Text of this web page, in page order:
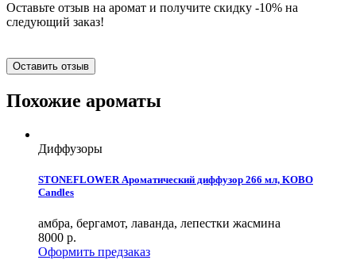
Оставьте отзыв на аромат и получите скидку -10% на
следующий заказ!
Оставить отзыв
Похожие ароматы
Диффузоры
STONEFLOWER Ароматический диффузор 266 мл, KOBO
Candles
амбра, бергамот, лаванда, лепестки жасмина
8000 р.
Оформить предзаказ